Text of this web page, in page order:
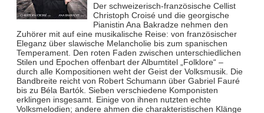
Der schweizerisch-französische Cellist
Christoph Croisé und die georgische
Pianistin Ana Bakradze nehmen den
Zuhörer mit auf eine musikalische Reise: von französischer
Eleganz über slawische Melancholie bis zum spanischen
Temperament. Den roten Faden zwischen unterschiedlichen
Stilen und Epochen offenbart der Albumtitel „Folklore“ –
durch alle Kompositionen weht der Geist der Volksmusik. Die
Bandbreite reicht von Robert Schumann über Gabriel Fauré
bis zu Béla Bartók. Sieben verschiedene Komponisten
erklingen insgesamt. Einige von ihnen nutzten echte
Volksmelodien; andere ahmen die charakteristischen Klänge